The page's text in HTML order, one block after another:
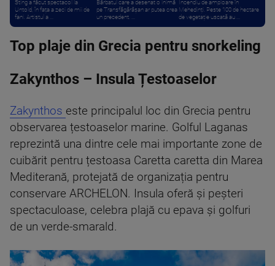
Sting a făcut spectacol la
Untold, în fața a zeci de mii de
fani. Artistul a ...
Bărbatul care a desenat o inimă
pe Transfăgărășan ar putea crea
un precedent. ...
Incendiu de amploare în
Mehedinți. Peste 100 de hectare
de vegetație uscată au ...
Top plaje din Grecia pentru snorkeling
Zakynthos – Insula Țestoaselor
Zakynthos este principalul loc din Grecia pentru
observarea țestoaselor marine. Golful Laganas
reprezintă una dintre cele mai importante zone de
cuibărit pentru țestoasa Caretta caretta din Marea
Mediterană, protejată de organizația pentru
conservare ARCHELON. Insula oferă și peșteri
spectaculoase, celebra plajă cu epava și golfuri
de un verde-smarald.